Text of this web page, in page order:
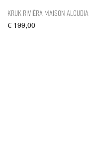
Kruk Rivièra Maison Alcudia
€ 199,00